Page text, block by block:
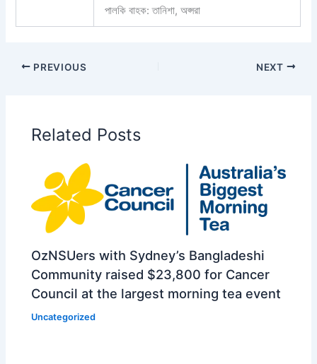
পালকি বাহক: তানিশা, অপ্সরা
PREVIOUS NEXT
Related Posts
OzNSUers with Sydney’s Bangladeshi
Community raised $23,800 for Cancer
Council at the largest morning tea event
Uncategorized